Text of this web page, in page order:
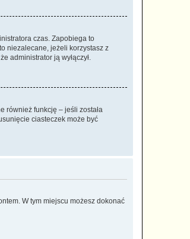
czas. Zapobiega to
niezalecane, jeżeli korzystasz z
administrator ją wyłączył.
również funkcję – jeśli została
ciasteczek może być
W tym miejscu możesz dokonać